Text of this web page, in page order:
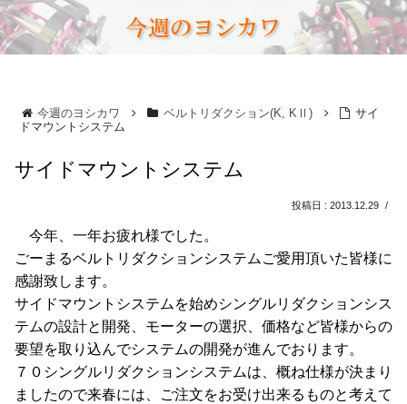
今週のヨシカワ ベルトリダクション(K, KⅡ)
サイ
ドマウントシステム
サイドマウントシステム
2013.12.29
今年、一年お疲れ様でした。
ごーまるベルトリダクションシステムご愛用頂いた皆様に
感謝致します。
サイドマウントシステムを始めシングルリダクションシス
テムの設計と開発、モーターの選択、価格など皆様からの
要望を取り込んでシステムの開発が進んでおります。
７０シングルリダクションシステムは、概ね仕様が決まり
ましたので来春には、ご注文をお受け出来るものと考えて